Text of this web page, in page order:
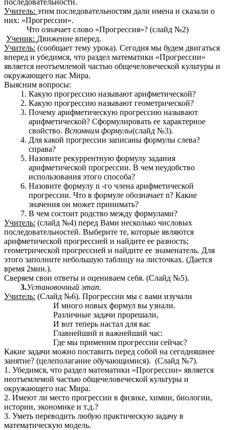
Учитель: этим последовательностям дали имена и сказали о
них: «Прогрессии».
Что означает слово «Прогрессия»? (слайд №2)
Ученик: Движение вперед.
Учитель: (сообщает тему урока). Сегодня мы будем двигаться
вперед и убедимся, что раздел математики «Прогрессии»
является неотъемлемой частью общечеловеческой культуры и
окружающего нас Мира.
Выясним вопросы:
Какую прогрессию называют арифметической?
Какую прогрессию называют геометрической?
Почему арифметическую прогрессию называют
арифметической? Сформулировать ее характерное
свойство. Вспомним формулы(слайд №3).
Для какой прогрессии записаны формулы слева?
справа?
Назовите рекуррентную формулу задания
арифметической прогрессии. В чем неудобство
использования этого способа?
Назовите формулу n -го члена арифметической
прогрессии. Что в формуле обозначает n? Какие
значения он может принимать?
В чем состоит родство между формулами?
Учитель: (слайд №4) перед Вами несколько числовых
последовательностей. Выберите те, которые являются
арифметической прогрессией и найдите ее разность;
геометрической прогрессией и найдите ее знаменатель. Для
этого заполните небольшую таблицу на листочках. (Дается
время 2мин.).
Сверяем свои ответы и оцениваем себя. (Слайд №5).
3.Установочный этап.
Учитель: (Слайд №6). Прогрессии мы с вами изучали
И много новых формул вы узнали.
Различные задачи прорешали,
И вот теперь настал для вас
Главнейший и важнейший час:
Где мы применим прогрессии сейчас?
Какие задачи можно поставить перед собой на сегодняшнее
занятие? (целеполагание обучающимися). (Слайд №7).
1. Убедимся, что раздел математики «Прогрессии» является
неотъемлемой частью общечеловеческой культуры и
окружающего нас Мира.
2. Имеют ли место прогрессии в физике, химии, биологии,
истории, экономике и т.д.?
3. Уметь переводить любую практическую задачу в
математическую модель.